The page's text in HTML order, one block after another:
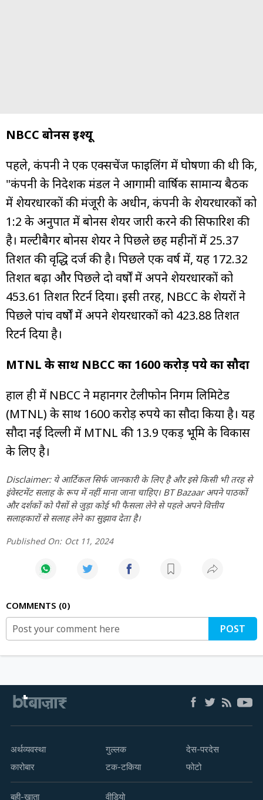
NBCC बोनस इश्यू
पहले, कंपनी ने एक एक्सचेंज फाइलिंग में घोषणा की थी कि,
"कंपनी के निदेशक मंडल ने आगामी वार्षिक सामान्य बैठक
में शेयरधारकों की मंजूरी के अधीन, कंपनी के शेयरधारकों को
1:2 के अनुपात में बोनस शेयर जारी करने की सिफारिश की
है। मल्टीबैगर बोनस शेयर ने पिछले छह महीनों में 25.37
प्रतिशत की वृद्धि दर्ज की है। पिछले एक वर्ष में, यह 172.32
प्रतिशत बढ़ा और पिछले दो वर्षों में अपने शेयरधारकों को
453.61 प्रतिशत रिटर्न दिया। इसी तरह, NBCC के शेयरों ने
पिछले पांच वर्षों में अपने शेयरधारकों को 423.88 प्रतिशत
रिटर्न दिया है।
MTNL के साथ NBCC का 1600 करोड़ रुपये का सौदा
हाल ही में NBCC ने महानगर टेलीफोन निगम लिमिटेड
(MTNL) के साथ 1600 करोड़ रुपये का सौदा किया है। यह
सौदा नई दिल्ली में MTNL की 13.9 एकड़ भूमि के विकास
के लिए है।
Disclaimer: ये आर्टिकल सिर्फ जानकारी के लिए है और इसे किसी भी तरह से
इंवेस्टमेंट सलाह के रूप में नहीं माना जाना चाहिए। BT Bazaar अपने पाठकों
और दर्शकों को पैसों से जुड़ा कोई भी फैसला लेने से पहले अपने वित्तीय
सलाहकारों से सलाह लेने का सुझाव देता है।
Published On: Oct 11, 2024
COMMENTS 0
POST
अर्थव्यवस्था
कारोबार
गुल्लक
टक-टकिया
देस-परदेस
फोटो
बही-खाता वीडियो